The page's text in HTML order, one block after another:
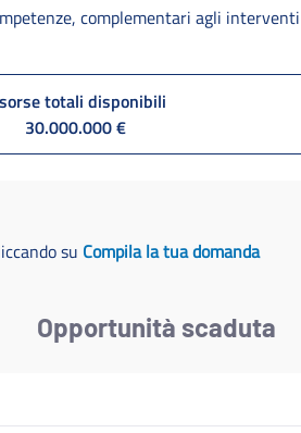
complementari agli interventi
totali disponibili
30.000.000 €
su Compila la tua domanda
Opportunità scaduta